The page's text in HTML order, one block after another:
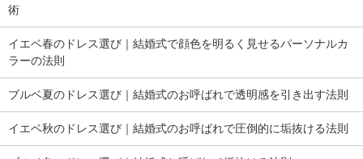
術
イエベ春のドレス選び｜結婚式で顔色を明るく見せるパーソナルカ
ラーの法則
ブルベ夏のドレス選び｜結婚式のお呼ばれで透明感を引き出す法則
イエベ秋のドレス選び｜結婚式のお呼ばれで圧倒的に垢抜ける法則